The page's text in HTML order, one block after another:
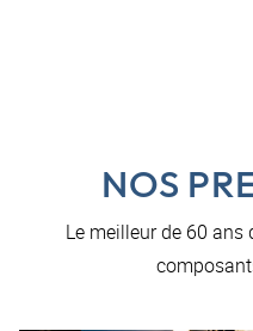
NOS
Le meilleur de 60 ans